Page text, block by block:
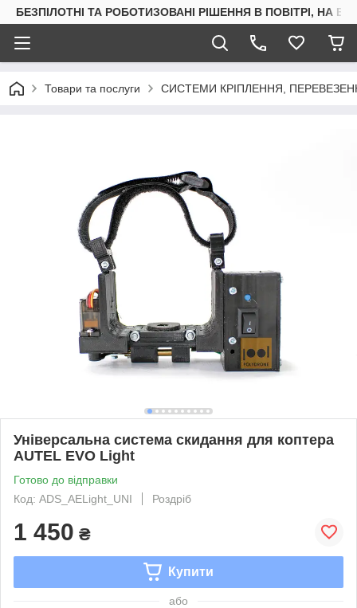
БЕЗПІЛОТНІ ТА РОБОТИЗОВАНІ РІШЕННЯ В ПОВІТРІ, НА
Товари та послуги СИСТЕМИ КРІПЛЕННЯ,
Універсальна система скидання для коптера
AUTEL EVO Light
Готово до відправки
Код: ADS_AELight_UNI
Роздріб
1 450 ₴
Купити
або